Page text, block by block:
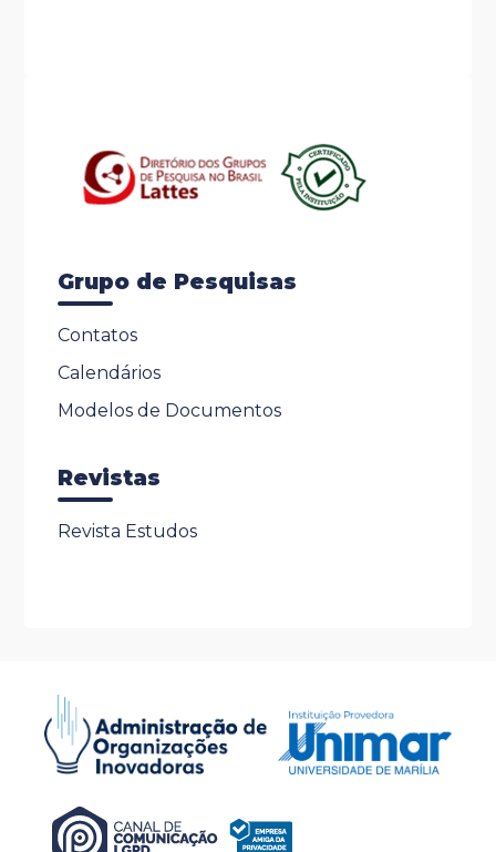
Grupo de Pesquisas
Contatos
Calendários
Modelos de Documentos
Revistas
Revista Estudos